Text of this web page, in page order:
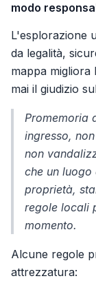
modo
L'esplorazione
da legalità,
mappa migliora
mai il giudizio
Promemoria
ingresso,
non
che un
proprietà,
regole locali
momento.
Alcune regole
attrezzatura: